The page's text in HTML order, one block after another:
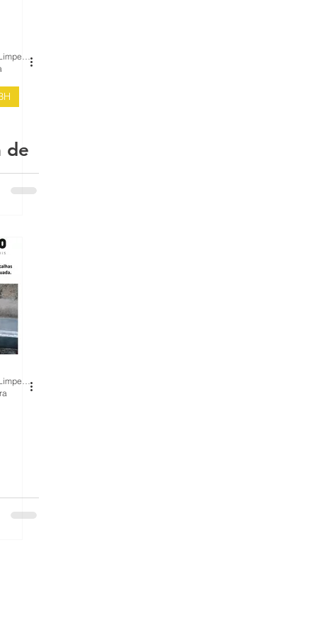
BH Renovo Reformas Prediais BH: Limpeza Manutenção Predial Fachada
de
BH Renovo Reformas Prediais BH: Limpeza Manutenção Predial Fachada